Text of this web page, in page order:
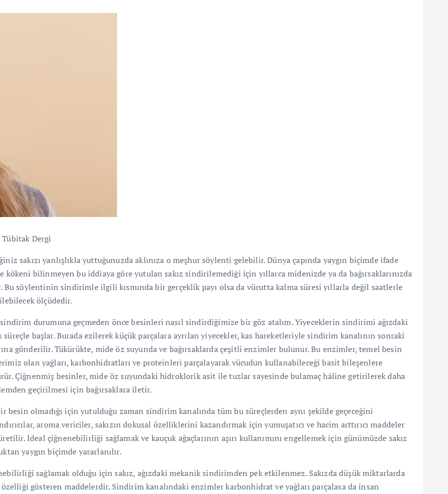
Dergi
sakızı yanlışlıkla yuttuğunuzda aklınıza o meşhur söylenti gelebilir. Dünya çapında yaygın biçimde ifade
kökeni bilinmeyen bu iddiaya göre yutulan sakız sindirilemediği için yıllarca midenizde ya da bağırsaklarınızda
Bu söylentinin sindirimle ilgili kısmında bir gerçeklik payı olsa da vücutta kalma süresi yıllarla değil saatlerle
ölçüdedir.
sindirim durumuna geçmeden önce besinleri nasıl sindirdiğimize bir göz atalım. Yiyeceklerin sindirimi ağızdaki
süreçle başlar. Burada ezilerek küçük parçalara ayrılan yiyecekler, kas hareketleriyle sindirim kanalının sonraki
gönderilir. Tükürükte, mide öz suyunda ve bağırsaklarda çeşitli enzimler bulunur. Bu enzimler, temel besin
olan yağları, karbonhidratları ve proteinleri parçalayarak vücudun kullanabileceği basit bileşenlere
Çiğnenmiş besinler, mide öz suyundaki hidroklorik asit ile tuzlar sayesinde bulamaç hâline getirilerek daha
geçirilmesi için bağırsaklara iletir.
besin olmadığı için yutulduğu zaman sindirim kanalında tüm bu süreçlerden aynı şekilde geçeceğini
aroma vericiler, sakızın dokusal özelliklerini kazandırmak için yumuşatıcı ve hacim arttırıcı maddeler
İdeal çiğnenebilirliği sağlamak ve kauçuk ağaçlarının aşırı kullanımını engellemek için günümüzde sakız
yaygın biçimde yararlanılır.
sağlamak olduğu için sakız, ağızdaki mekanik sindirimden pek etkilenmez. Sakızda düşük miktarlarda
gösteren maddelerdir. Sindirim kanalındaki enzimler karbonhidrat ve yağları parçalasa da insan